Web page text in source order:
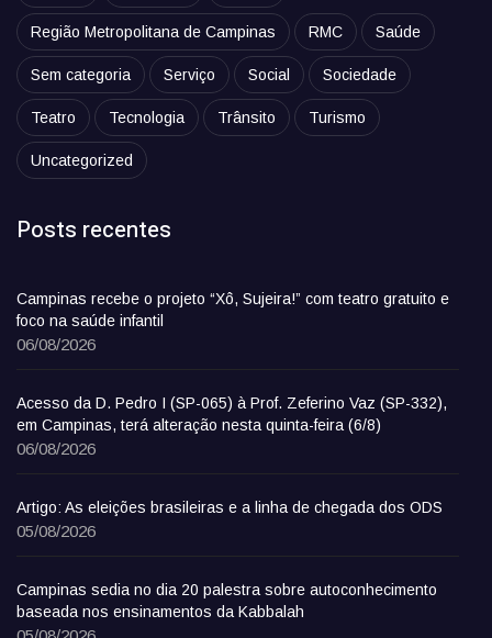
Região Metropolitana de Campinas RMC Saúde
Sem categoria Serviço Social Sociedade
Teatro Tecnologia Trânsito Turismo
Uncategorized
Posts recentes
Campinas recebe o projeto “Xô, Sujeira!” com teatro gratuito e
foco na saúde infantil
06/08/2026
Acesso da D. Pedro I (SP-065) à Prof. Zeferino Vaz (SP-332),
em Campinas, terá alteração nesta quinta-feira (6/8)
06/08/2026
Artigo: As eleições brasileiras e a linha de chegada dos ODS
05/08/2026
Campinas sedia no dia 20 palestra sobre autoconhecimento
baseada nos ensinamentos da Kabbalah